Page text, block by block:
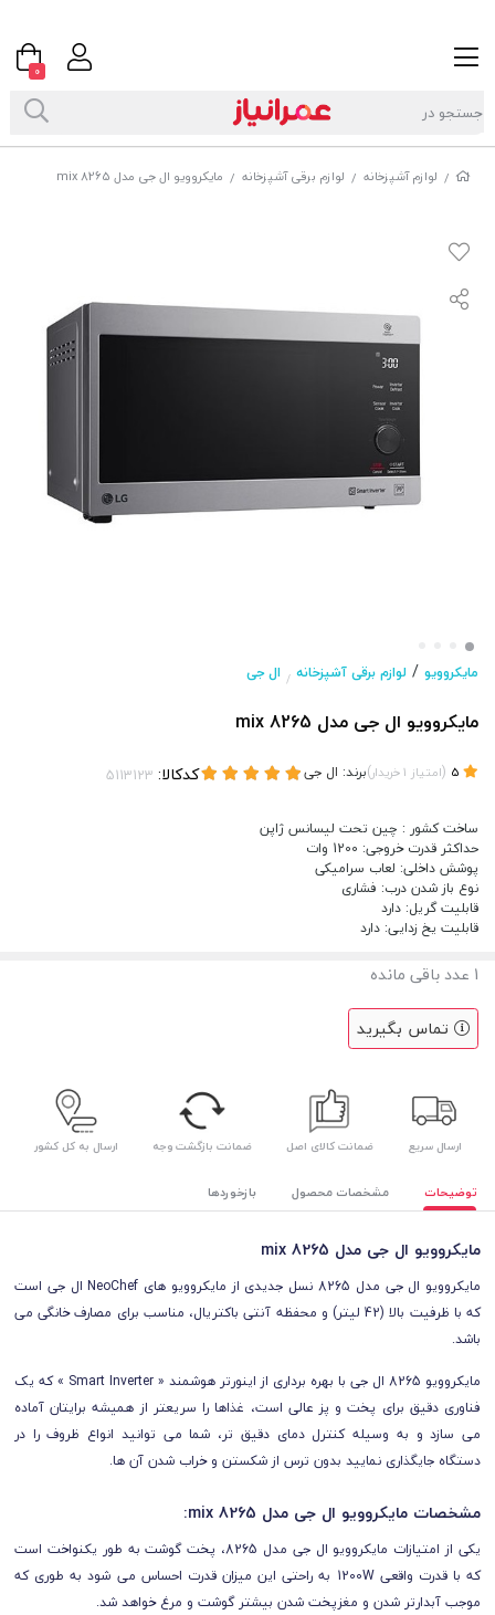
/ لوازم آشپزخانه / لوازم برقی آشپزخانه / مایکروویو ال جی مدل 8265 mix
مایکروویو / لوازم برقی آشپزخانه / ال جی
مایکروویو ال جی مدل 8265 mix
(امتیاز 1خریدار)برند: ال جی کدکالا:
ساخت کشور : چین تحت لیسانس ژاپن
حداکثر قدرت خروجی: 1200 وات
پوشش داخلی: لعاب سرامیکی
نوع باز شدن درب: فشاری
قابلیت گریل: دارد
قابلیت یخ زدایی: دارد
1 عدد باقی مانده
تماس بگیرید
ارسال سریع ضمانت کالای اصل ضمانت بازگشت وجه ارسال به کل کشور
توضیحات مشخصات محصول بازخوردها
مایکروویو ال جی مدل 8265 mix
مایکروویو ال جی مدل 8265 نسل جدیدی از مایکروویو های NeoChef ال جی است
که با ظرفیت بالا (42 لیتر) و محفظه آنتی باکتریال، مناسب برای مصارف خانگی می
باشد.
مایکروویو 8265 ال جی با بهره برداری از اینورتر هوشمند « Smart Inverter » که یک
فناوری دقیق برای پخت و پز عالی است، غذاها را سریعتر از همیشه برایتان آماده
می سازد و به وسیله کنترل دمای دقیق تر، شما می توانید انواع ظروف را در
دستگاه جایگذاری نمایید بدون ترس از شکستن و خراب شدن آن ها.
مشخصات مایکروویو ال جی مدل 8265 mix:
یکی از امتیازات مایکروویو ال جی مدل 8265، پخت گوشت به طور یکنواخت است
که با قدرت واقعی 1200W به راحتی این میزان قدرت احساس می شود به طوری که
موجب آبدارتر شدن و مغزپخت شدن بیشتر گوشت و مرغ خواهد شد.
0